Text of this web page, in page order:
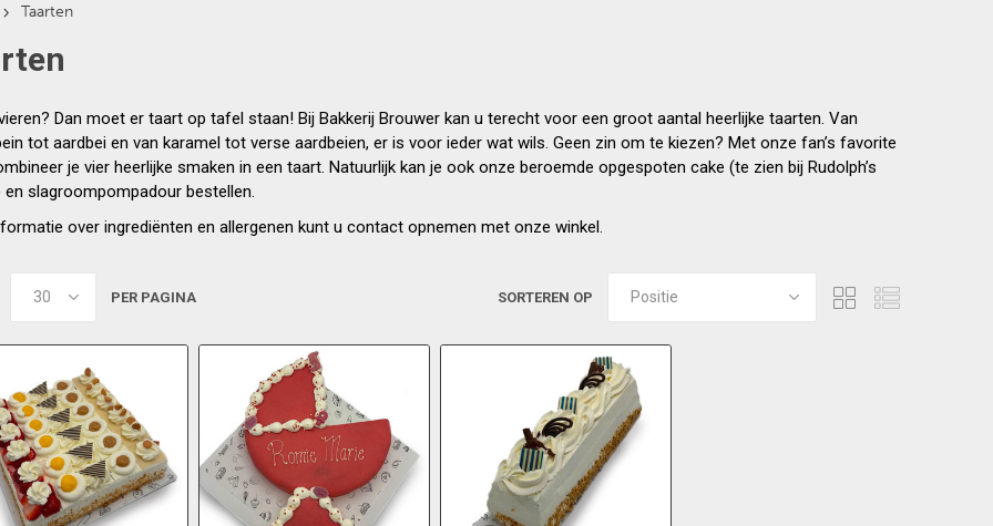
Taarten
Dan moet er taart op tafel staan! Bij Bakkerij Brouwer kan u terecht voor een groot aantal heerlijke taarten. Van
tot aardbei en van karamel tot verse aardbeien, er is voor ieder wat wils. Geen zin om te kiezen? Met onze fan’s favorite
je vier heerlijke smaken in een taart. Natuurlijk kan je ook onze beroemde opgespoten cake (te zien bij Rudolph’s
en slagroompompadour bestellen.
over ingrediënten en allergenen kunt u contact opnemen met onze winkel.
SORTEREN OP
PER PAGINA